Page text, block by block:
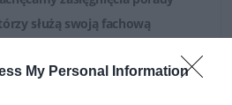
My Personal Information
służą swoją fachową